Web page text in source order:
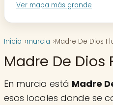
Ver mapa más grande
Inicio murcia Madre De Dios
Madre De Dios
En murcia está Madre
esos locales donde se